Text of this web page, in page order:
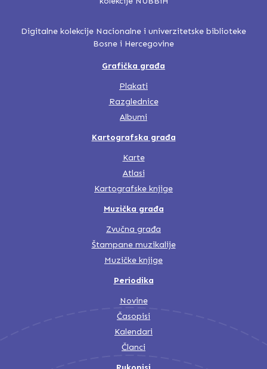
Digitalne kolekcije Nacionalne i univerzitetske biblioteke
Bosne i Hercegovine
Grafička građa
Plakati
Razglednice
Albumi
Kartografska građa
Karte
Atlasi
Kartografske knjige
Muzička građa
Zvučna građa
Štampane muzikalije
Muzičke knjige
Periodika
Novine
Časopisi
Kalendari
Članci